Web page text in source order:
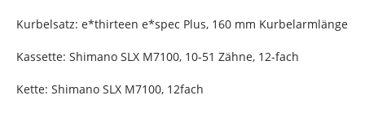
Kurbelsatz: e*thirteen e*spec Plus, 160 mm Kurbelarmlänge
Kassette: Shimano SLX M7100, 10-51 Zähne, 12-fach
Kette: Shimano SLX M7100, 12fach